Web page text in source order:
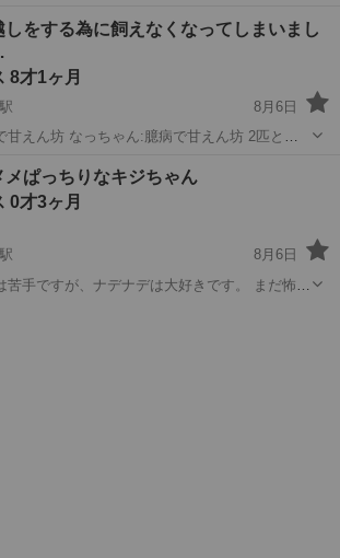
り駅： 多摩都市モノレール線 ...
飛駅 猫 ワクチン
しをする為に飼えなくなってしまいまし
8才1ヶ月
8月6日
ん坊 なっちゃん:臆病で甘えん坊 2匹とも
河辺駅 猫 甘えん坊
メぱっちりなキジちゃん
0才3ヶ月
8月6日
苦手ですが、ナデナデは大好きです。 まだ怖が